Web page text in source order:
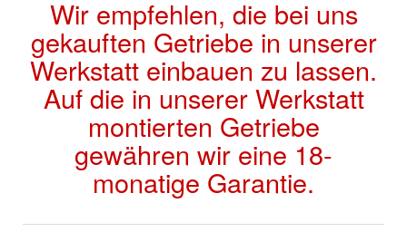
Wir empfehlen, die bei uns
gekauften Getriebe in unserer
Werkstatt einbauen zu lassen.
Auf die in unserer Werkstatt
montierten Getriebe
gewähren wir eine 18-
monatige Garantie.